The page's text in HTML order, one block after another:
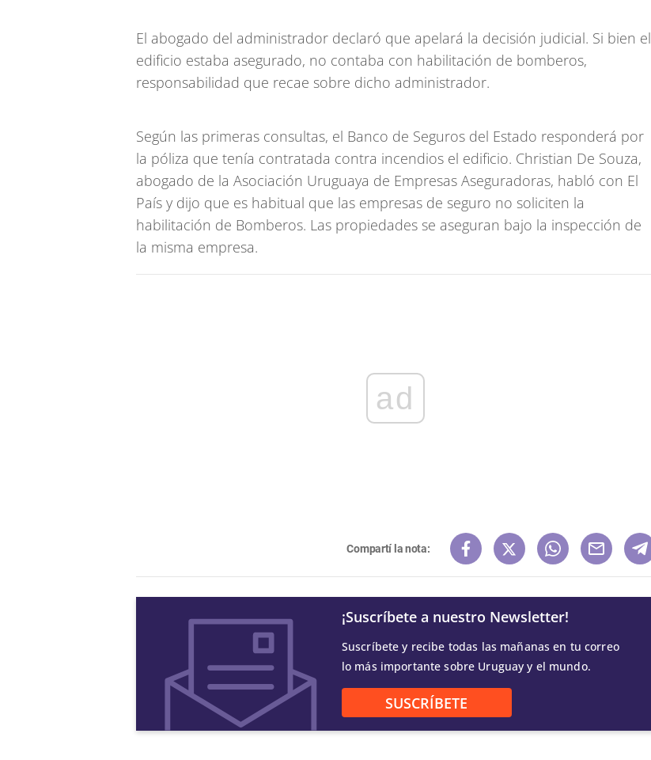
El abogado del administrador declaró que apelará la decisión judicial. Si bien el
edificio estaba asegurado, no contaba con habilitación de bomberos,
responsabilidad que recae sobre dicho administrador.
Según las primeras consultas, el Banco de Seguros del Estado responderá por
la póliza que tenía contratada contra incendios el edificio. Christian De Souza,
abogado de la Asociación Uruguaya de Empresas Aseguradoras, habló con El
País y dijo que es habitual que las empresas de seguro no soliciten la
habilitación de Bomberos. Las propiedades se aseguran bajo la inspección de
la misma empresa.
ad
Compartí la nota:
¡Suscríbete a nuestro Newsletter!
Suscríbete y recibe todas las mañanas en tu correo
lo más importante sobre Uruguay y el mundo.
SUSCRÍBETE